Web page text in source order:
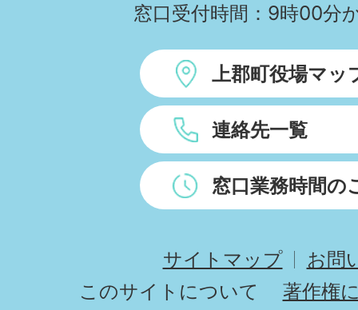
窓口受付時間：9時00分
上郡町役場マッ
連絡先一覧
窓口業務時間の
サイトマップ
お問
このサイトについて
著作権